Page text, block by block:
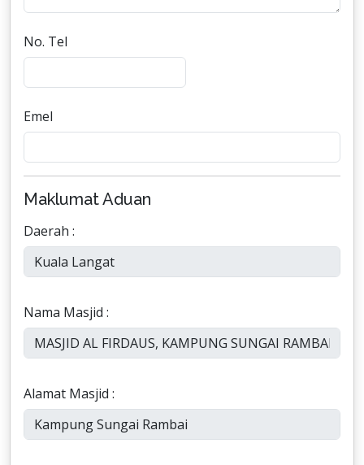
No. Tel
Emel
Maklumat Aduan
Daerah :
Nama Masjid :
Alamat Masjid :